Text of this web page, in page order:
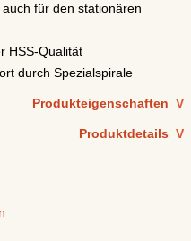
für den stationären
HSS-Qualität
durch Spezialspirale
Produkteigenschaften V
Produktdetails V